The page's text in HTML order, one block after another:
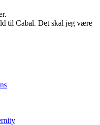
til Cabal. Det skal jeg være